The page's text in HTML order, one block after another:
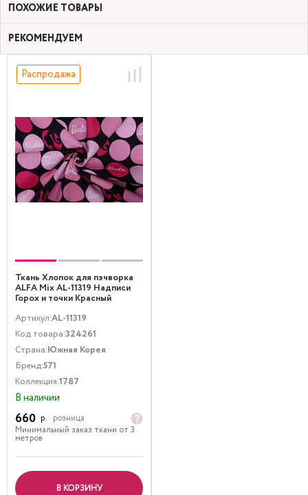
ПОХОЖИЕ ТОВАРЫ
РЕКОМЕНДУЕМ
Распродажа
Ткань Хлопок для пэчворка
ALFA Mix AL-11319 Надписи
Горох и точки Красный
Артикул:AL-11319
Код товара:324261
Страна:Южная Корея
Бренд:571
Коллекция:1787
В наличии
660 р.
розница
Минимальный заказ ткани от 3
метров
В КОРЗИНУ